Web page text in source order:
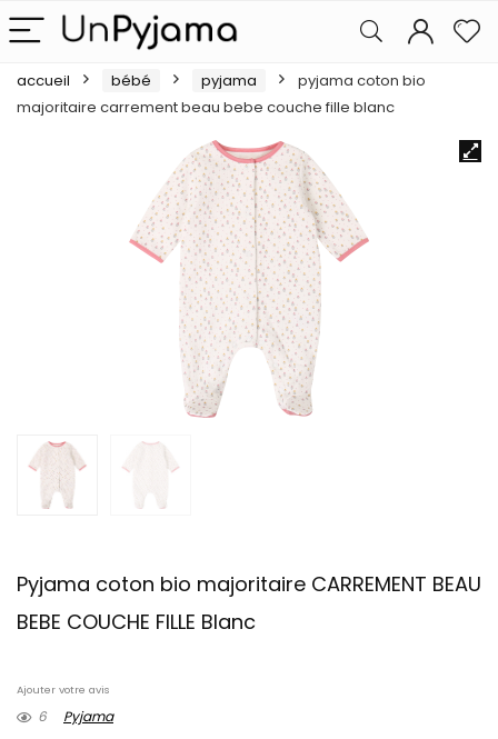
accueil bébé pyjama
pyjama coton bio
majoritaire carrement beau bebe couche fille blanc
Pyjama coton bio majoritaire CARREMENT BEAU
BEBE COUCHE FILLE Blanc
Ajouter votre avis
6 Pyjama